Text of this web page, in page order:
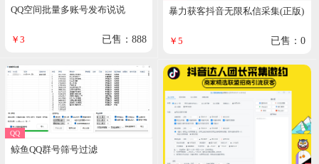
QQ空间批量多账号发布说说
￥3 已售：888
暴力获客抖音无限私信采集(正版)
￥5 已售：0
QQ
鲸鱼QQ群号筛号过滤